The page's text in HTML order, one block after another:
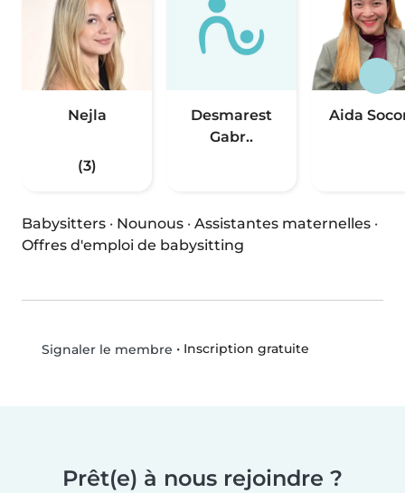
Nejla
(3)
Desmarest
Gabr..
Aida
Babysitters · Nounous · Assistantes maternelles ·
Offres d'emploi de babysitting
Signaler le membre • Inscription gratuite
Prêt(e) à nous rejoindre ?